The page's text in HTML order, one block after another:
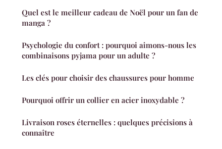
Quel est le meilleur cadeau de Noël pour un fan de
manga ?
Psychologie du confort : pourquoi aimons-nous les
combinaisons pyjama pour un adulte ?
Les clés pour choisir des chaussures pour homme
Pourquoi offrir un collier en acier inoxydable ?
Livraison roses éternelles : quelques précisions à
connaître